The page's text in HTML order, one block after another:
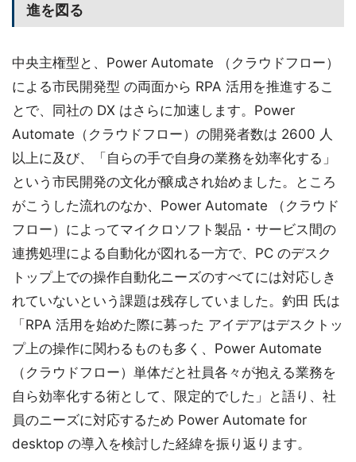
進を図る
中央主権型と、Power Automate （クラウドフロー）
による市民開発型 の両面から RPA 活用を推進するこ
とで、同社の DX はさらに加速します。Power
Automate（クラウドフロー）の開発者数は 2600 人
以上に及び、「自らの手で自身の業務を効率化する」
という市民開発の文化が醸成され始めました。ところ
がこうした流れのなか、Power Automate （クラウド
フロー）によってマイクロソフト製品・サービス間の
連携処理による自動化が図れる一方で、PC のデスク
トップ上での操作自動化ニーズのすべてには対応しき
れていないという課題は残存していました。釣田 氏は
「RPA 活用を始めた際に募った アイデアはデスクトッ
プ上の操作に関わるものも多く、Power Automate
（クラウドフロー）単体だと社員各々が抱える業務を
自ら効率化する術として、限定的でした」と語り、社
員のニーズに対応するため Power Automate for
desktop の導入を検討した経緯を振り返ります。